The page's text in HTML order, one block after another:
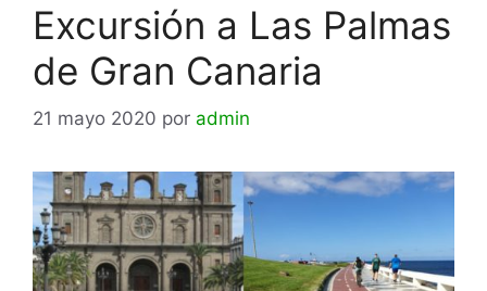
Excursión a Las Palmas
de Gran Canaria
21 mayo 2020 por admin